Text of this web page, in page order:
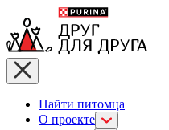
Найти питомца
О проекте